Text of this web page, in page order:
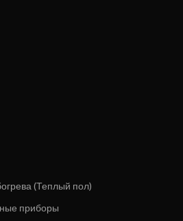
(Теплый пол)
приборы